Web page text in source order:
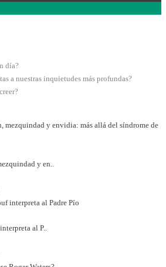
día?
a nuestras inquietudes más profundas?
y en..
al P..